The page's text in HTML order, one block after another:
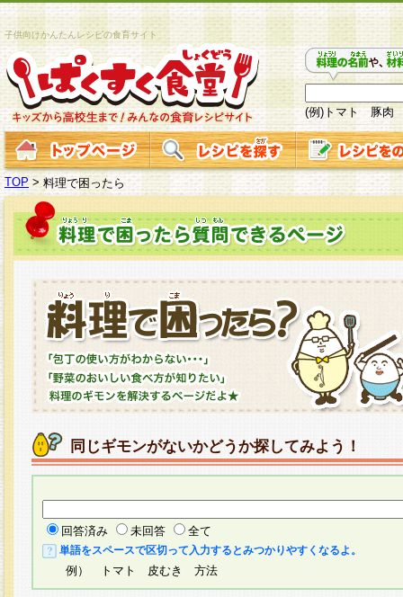
子供向けかんたんレシピの食育サイト
(例)トマト 豚肉
TOP >料理で困ったら
同じギモンがないかどうか探してみよう！
回答済み 未回答 全て
単語をスペースで区切って入力するとみつかりやすくなるよ。
例） トマト 皮むき 方法